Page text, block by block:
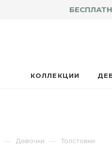
КОЛЛЕКЦИИ
— Девочки — Толстовки